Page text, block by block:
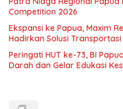
Competition 2026
Ekspansi ke Papua, Maxim
Hadirkan Solusi
Peringati HUT ke-73, BI
Darah dan Gelar Edukasi